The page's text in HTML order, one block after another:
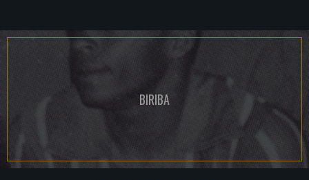
BIRIBA